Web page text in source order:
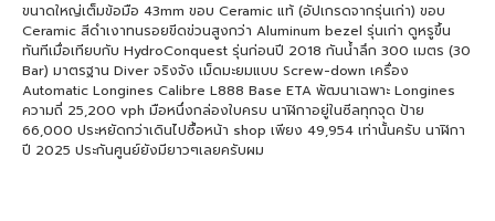
ขนาดใหญ่เต็มข้อมือ 43mm ขอบ Ceramic แท้ (อัปเกรดจากรุ่นเก่า) ขอบ
Ceramic สีดำเงาทนรอยขีดข่วนสูงกว่า Aluminum bezel รุ่นเก่า ดูหรูขึ้น
ทันทีเมื่อเทียบกับ HydroConquest รุ่นก่อนปี 2018 กันน้ำลึก 300 เมตร (30
Bar) มาตรฐาน Diver จริงจัง เม็ดมะยมแบบ Screw-down เครื่อง
Automatic Longines Calibre L888 Base ETA พัฒนาเฉพาะ Longines
ความถี่ 25,200 vph มือหนึ่งกล่องใบครบ นาฬิกาอยู่ในซีลทุกจุด ป้าย
66,000 ประหยัดกว่าเดินไปซื้อหน้า shop เพียง 49,954 เท่านั้นครับ นาฬิกา
ปี 2025 ประกันศูนย์ยังมียาวๆเลยครับผม